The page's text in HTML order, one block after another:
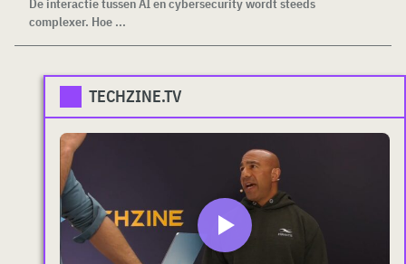
De interactie tussen AI en cybersecurity wordt steeds
complexer. Hoe ...
TECHZINE.TV